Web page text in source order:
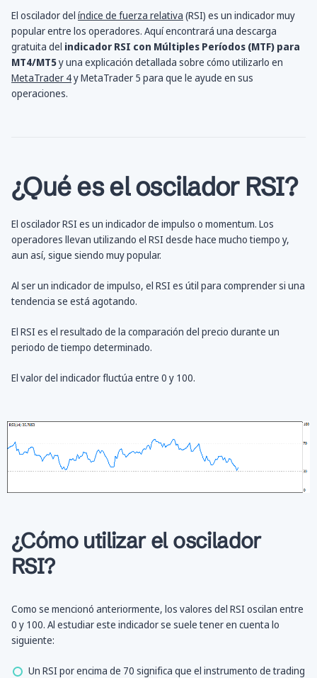
El oscilador del índice de fuerza relativa (RSI) es un indicador muy
popular entre los operadores. Aquí encontrará una descarga
gratuita del indicador RSI con Múltiples Períodos (MTF) para
MT4/MT5y una explicación detallada sobre cómo utilizarlo en
MetaTrader 4y MetaTrader 5 para que le ayude en sus
operaciones.
¿Qué es el oscilador RSI?
El oscilador RSI es un indicador de impulso o momentum. Los
operadores llevan utilizando el RSI desde hace mucho tiempo y,
aun así, sigue siendo muy popular.
Al ser un indicador de impulso, el RSI es útil para comprender si una
tendencia se está agotando.
El RSI es el resultado de la comparación del precio durante un
periodo de tiempo determinado.
El valor del indicador fluctúa entre 0 y 100.
¿Cómo utilizar el oscilador
RSI?
Como se mencionó anteriormente, los valores del RSI oscilan entre
0 y 100. Al estudiar este indicador se suele tener en cuenta lo
siguiente:
Un RSI por encima de 70 significa que el instrumento de trading